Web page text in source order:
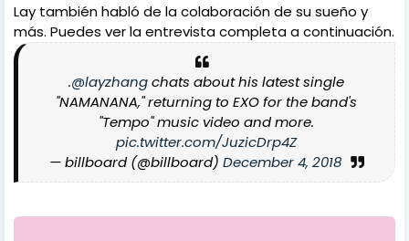
Lay también habló de la colaboración de su sueño y
más. Puedes ver la entrevista completa a continuación.
.@layzhangchats about his latest single
"NAMANANA," returning to EXO for the band's
"Tempo" music video and more.
pic.twitter.com/JuzicDrp4Z
— billboard (@billboard) December 4, 2018